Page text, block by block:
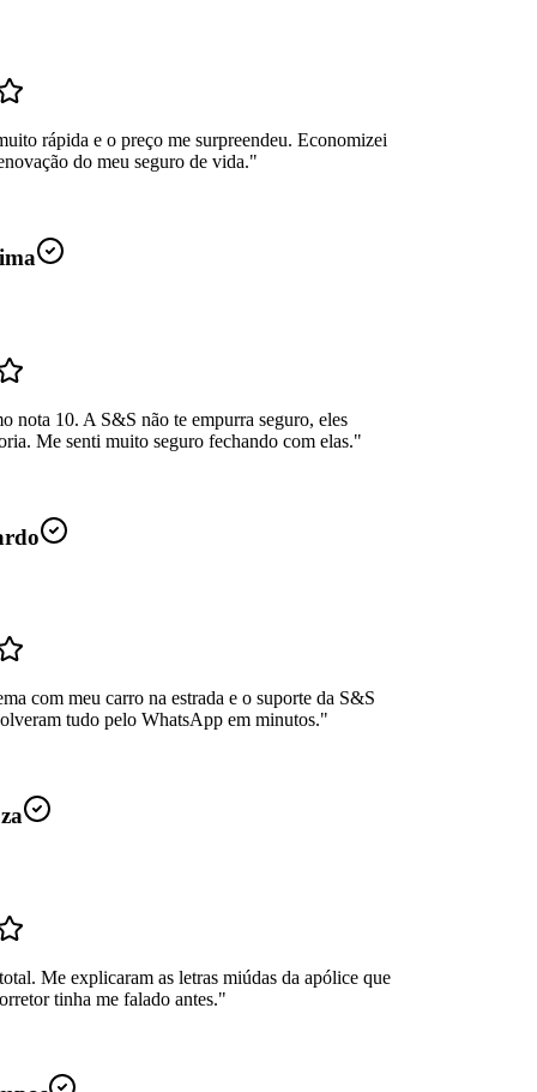
rápida e o preço me surpreendeu. Economizei
do meu seguro de vida."
nota 10. A S&S não te empurra seguro, eles
Me senti muito seguro fechando com elas."
com meu carro na estrada e o suporte da S&S
tudo pelo WhatsApp em minutos."
Me explicaram as letras miúdas da apólice que
tinha me falado antes."